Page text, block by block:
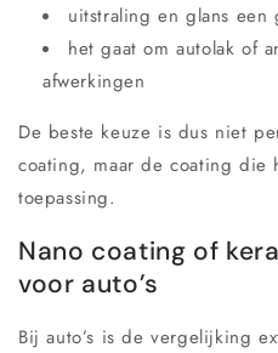
uitstraling en glans een
het gaat om autolak of
afwerkingen
De beste keuze is dus niet
coating, maar de coating die
toepassing.
Nano coating of
voor auto’s
Bij auto’s is de vergelijking